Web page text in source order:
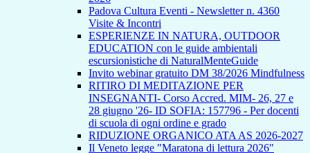
Padova Cultura Eventi - Newsletter n. 4360
Visite & Incontri
ESPERIENZE IN NATURA, OUTDOOR
EDUCATION con le guide ambientali
escursionistiche di NaturalMenteGuide
Invito webinar gratuito DM 38/2026 Mindfulness
RITIRO DI MEDITAZIONE PER
INSEGNANTI- Corso Accred. MIM- 26, 27 e
28 giugno '26- ID SOFIA: 157796 - Per docenti
di scuola di ogni ordine e grado
RIDUZIONE ORGANICO ATA AS 2026-2027
Il Veneto legge "Maratona di lettura 2026"